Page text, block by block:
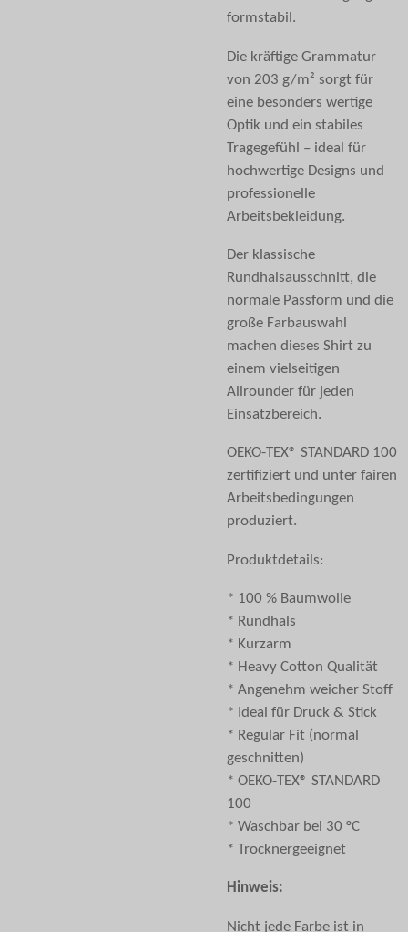
formstabil.
Die kräftige Grammatur
von 203 g/m² sorgt für
eine besonders wertige
Optik und ein stabiles
Tragegefühl – ideal für
hochwertige Designs und
professionelle
Arbeitsbekleidung.
Der klassische
Rundhalsausschnitt, die
normale Passform und die
große Farbauswahl
machen dieses Shirt zu
einem vielseitigen
Allrounder für jeden
Einsatzbereich.
OEKO-TEX® STANDARD 100
zertifiziert und unter fairen
Arbeitsbedingungen
produziert.
Produktdetails:
* 100 % Baumwolle
* Rundhals
* Kurzarm
* Heavy Cotton Qualität
* Angenehm weicher Stoff
* Ideal für Druck & Stick
* Regular Fit (normal
geschnitten)
* OEKO-TEX® STANDARD
100
* Waschbar bei 30 °C
* Trocknergeeignet
Hinweis:
Nicht jede Farbe ist in